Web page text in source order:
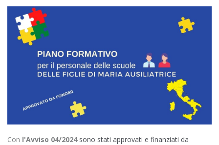
Con l'Avviso 04/2024 sono stati approvati e finanziati da